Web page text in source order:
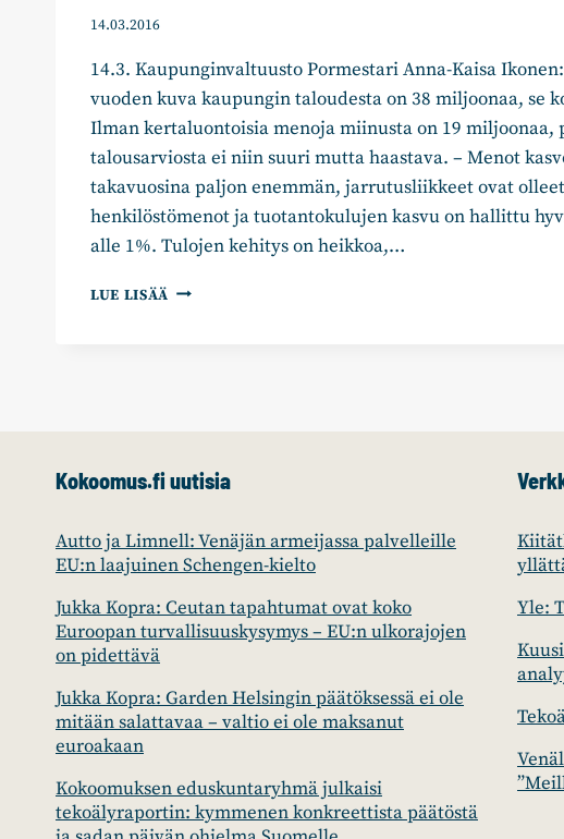
14.03.2016
14.3. Kaupunginvaltuusto Pormestari Anna-Kaisa
vuoden kuva kaupungin taloudesta on 38 miljoonaa, se
Ilman kertaluontoisia menoja miinusta on 19 miljoonaa,
talousarviosta ei niin suuri mutta haastava. – Menot
takavuosina paljon enemmän, jarrutusliikkeet ovat
henkilöstömenot ja tuotantokulujen kasvu on hallittu
alle 1%. Tulojen kehitys on heikkoa,…
LUE LISÄÄ KOKOOMUKSESSA
VALTUUSTO
Kokoomus.fi uutisia
Autto ja Limnell: Venäjän armeijassa palvelleille
EU:n laajuinen Schengen-kielto
Jukka Kopra: Ceutan tapahtumat ovat koko
Euroopan turvallisuuskysymys – EU:n ulkorajojen
on pidettävä
Jukka Kopra: Garden Helsingin päätöksessä ei ole
mitään salattavaa – valtio ei ole maksanut
euroakaan
Kokoomuksen eduskuntaryhmä julkaisi
tekoälyraportin: kymmenen konkreettista päätöstä
Yle: